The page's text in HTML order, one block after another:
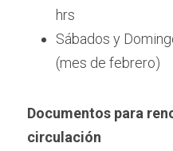
hrs
Sábados y
(mes de febrero)
Documentos para
circulación